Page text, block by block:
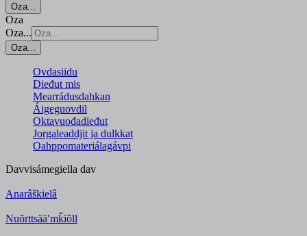
Oza...
Oza
Oza...
Oza...
Ovdasiidu
Dieđut mis
Mearrádusdahkan
Áigeguovdil
Oktavuođadieđut
Jorgaleaddjit ja dulkkat
Oahppomateriálagávpi
Davvisámegiella dav
Anarâškielâ
Nuõrttsääʹmǩiõll